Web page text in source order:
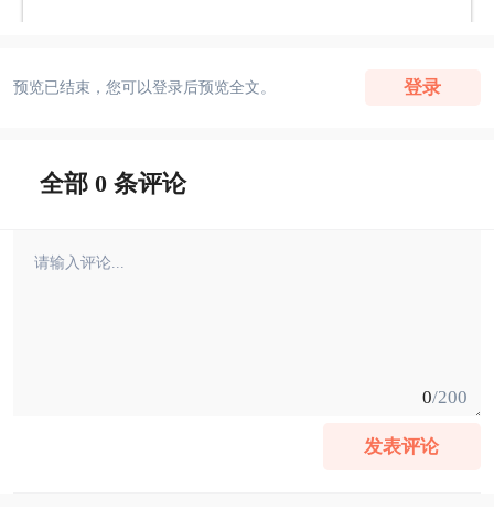
预览已结束，您可以登录后预览全文。 登录
全部 0 条评论
0/200
发表评论